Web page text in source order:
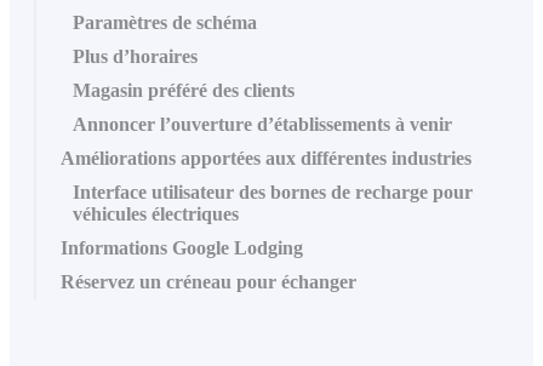
Paramètres de schéma
Plus d’horaires
Magasin préféré des clients
Annoncer l’ouverture d’établissements à venir
Améliorations apportées aux différentes industries
Interface utilisateur des bornes de recharge pour
véhicules électriques
Informations Google Lodging
Réservez un créneau pour échanger